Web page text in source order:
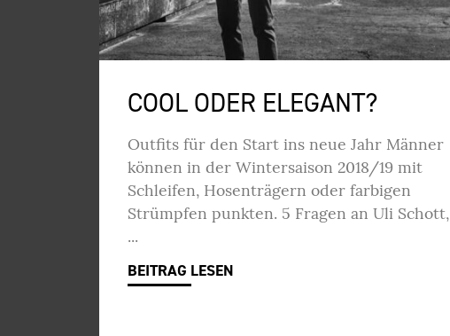
COOL ODER ELEGANT?
Outfits für den Start ins neue Jahr Männer
können in der Wintersaison 2018/19 mit
Schleifen, Hosenträgern oder farbigen
Strümpfen punkten. 5 Fragen an Uli Schott,
BEITRAG LESEN